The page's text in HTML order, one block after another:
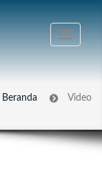
Beranda Video